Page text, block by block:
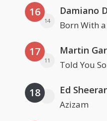
16
14
Damiano
Born With
17
11
Martin
Told You So
18 Ed
Azizam